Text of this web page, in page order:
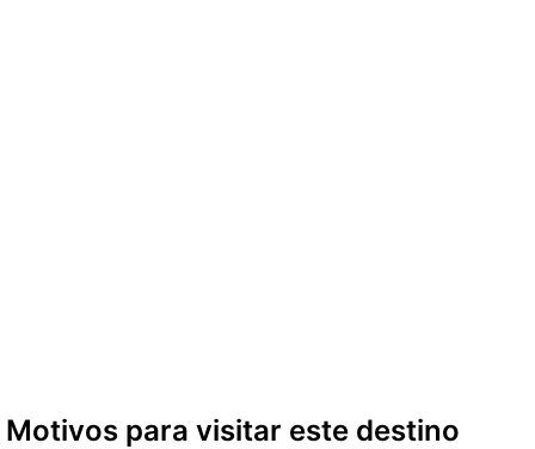
Motivos para visitar este destino